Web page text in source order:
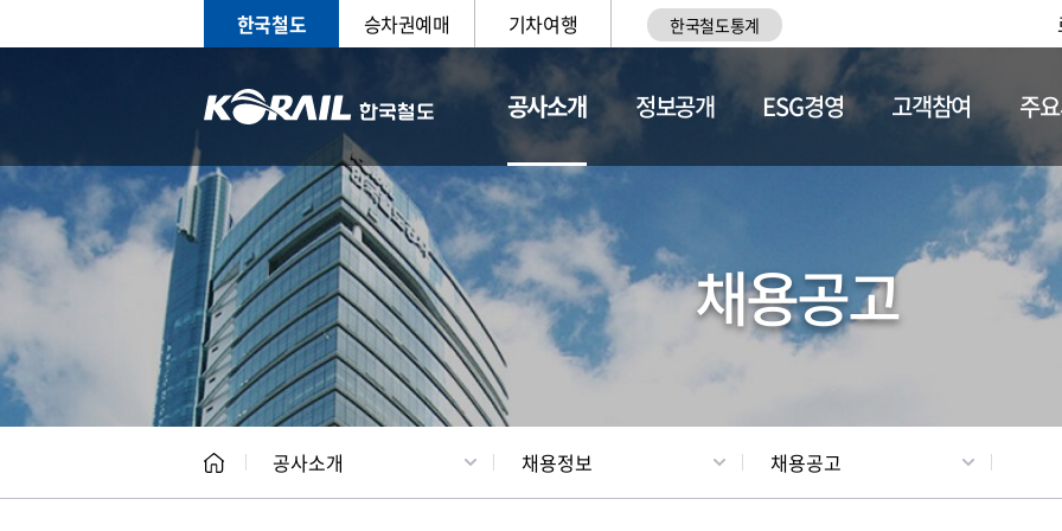
한국철도 승차권예매 기차여행 한국철도통계
공사소개
CEO 일반현황 채용정보
정보공개 ESG경영 고객참여 주
채용공고
공사소개 채용정보 채용공고